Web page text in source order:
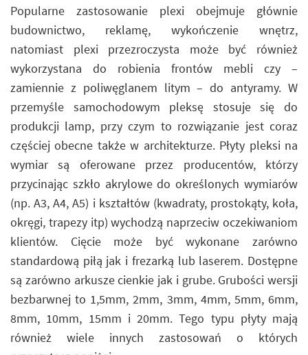
Popularne zastosowanie plexi obejmuje głównie
budownictwo, reklamę, wykończenie wnętrz,
natomiast plexi przezroczysta może być również
wykorzystana do robienia frontów mebli czy –
zamiennie z poliwęglanem litym – do antyramy. W
przemyśle samochodowym pleksę stosuje się do
produkcji lamp, przy czym to rozwiązanie jest coraz
częściej obecne także w architekturze. Płyty pleksi na
wymiar są oferowane przez producentów, którzy
przycinając szkło akrylowe do określonych wymiarów
(np. A3, A4, A5) i kształtów (kwadraty, prostokąty, koła,
okręgi, trapezy itp) wychodzą naprzeciw oczekiwaniom
klientów. Cięcie może być wykonane zarówno
standardową piłą jak i frezarką lub laserem. Dostępne
są zarówno arkusze cienkie jak i grube. Grubości wersji
bezbarwnej to 1,5mm, 2mm, 3mm, 4mm, 5mm, 6mm,
8mm, 10mm, 15mm i 20mm. Tego typu płyty mają
również wiele innych zastosowań o których